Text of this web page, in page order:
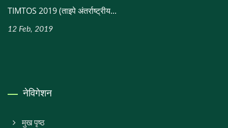
TIMTOS 2019 (ताइपे अंतर्राष्ट्रीय...
12 Feb, 2019
नेविगेशन
मुख पृष्ठ